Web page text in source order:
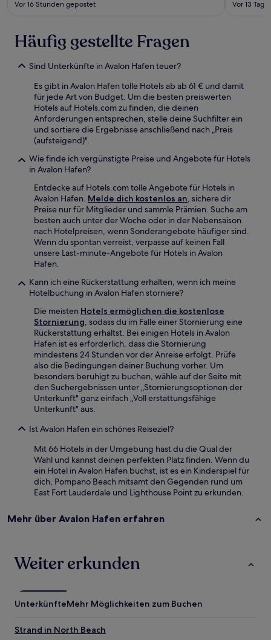
Vor 16 Stunden gepostet
Vor 13
Häufig gestellte Fragen
Sind Unterkünfte in Avalon Hafen teuer?
Es gibt in Avalon Hafen tolle Hotels ab ab 61 € und damit
für jede Art von Budget. Um die besten preiswerten
Hotels auf Hotels.com zu finden, die deinen
Anforderungen entsprechen, stelle deine Suchfilter ein
und sortiere die Ergebnisse anschließend nach „Preis
(aufsteigend)".
Wie finde ich vergünstigte Preise und Angebote für Hotels
in Avalon Hafen?
Entdecke auf Hotels.com tolle Angebote für Hotels in
Avalon Hafen. Melde dich kostenlos an, sichere dir
Preise nur für Mitglieder und sammle Prämien. Suche am
besten auch unter der Woche oder in der Nebensaison
nach Hotelpreisen, wenn Sonderangebote häufiger sind.
Wenn du spontan verreist, verpasse auf keinen Fall
unsere Last-minute-Angebote für Hotels in Avalon
Hafen.
Kann ich eine Rückerstattung erhalten, wenn ich meine
Hotelbuchung in Avalon Hafen storniere?
Die meisten Hotels ermöglichen die kostenlose
Stornierung, sodass du im Falle einer Stornierung eine
Rückerstattung erhältst. Bei einigen Hotels in Avalon
Hafen ist es erforderlich, dass die Stornierung
mindestens 24 Stunden vor der Anreise erfolgt. Prüfe
also die Bedingungen deiner Buchung vorher. Um
besonders beruhigt zu buchen, wähle auf der Seite mit
den Suchergebnissen unter „Stornierungsoptionen der
Unterkunft" ganz einfach „Voll erstattungsfähige
Unterkunft" aus.
Ist Avalon Hafen ein schönes Reiseziel?
Mit 66 Hotels in der Umgebung hast du die Qual der
Wahl und kannst deinen perfekten Platz finden. Wenn du
ein Hotel in Avalon Hafen buchst, ist es ein Kinderspiel für
dich, Pompano Beach mitsamt den Gegenden rund um
East Fort Lauderdale und Lighthouse Point zu erkunden.
Mehr über Avalon Hafen erfahren
Weiter erkunden
UnterkünfteMehr Möglichkeiten zum Buchen
Strand in North Beach